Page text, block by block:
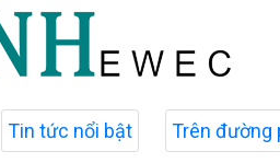
Tin tức nổi bật Trên đường